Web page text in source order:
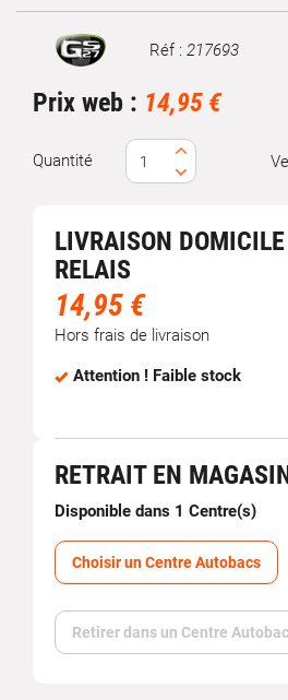
Marque Réf : 217693
Prix web : 14,95 €
Quantité
LIVRAISON
RELAIS
14,95 €
Hors frais de livraison
Attention ! Faible stock
RETRAIT EN
Disponible dans 1 Centre(s)
Choisir un Centre Autobacs
Retirer dans un Centre